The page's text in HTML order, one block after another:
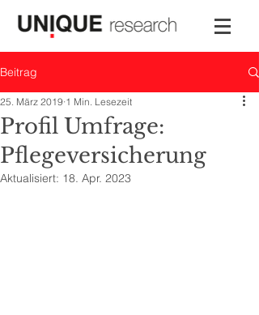
Beitrag
Profil Umfrage:
Pflegeversicherung
25. März 2019 1 Min. Lesezeit
Aktualisiert: 18. Apr. 2023